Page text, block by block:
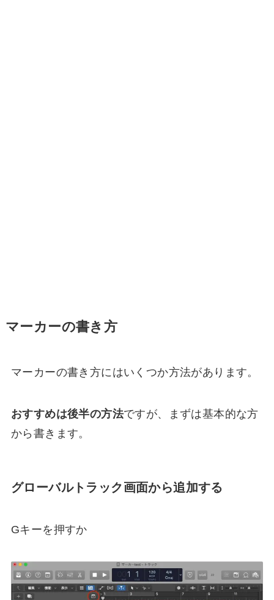
マーカーの書き方
マーカーの書き方にはいくつか方法があります。
おすすめは後半の方法ですが、まずは基本的な方
から書きます。
グローバルトラック画面から追加する
Gキーを押すか